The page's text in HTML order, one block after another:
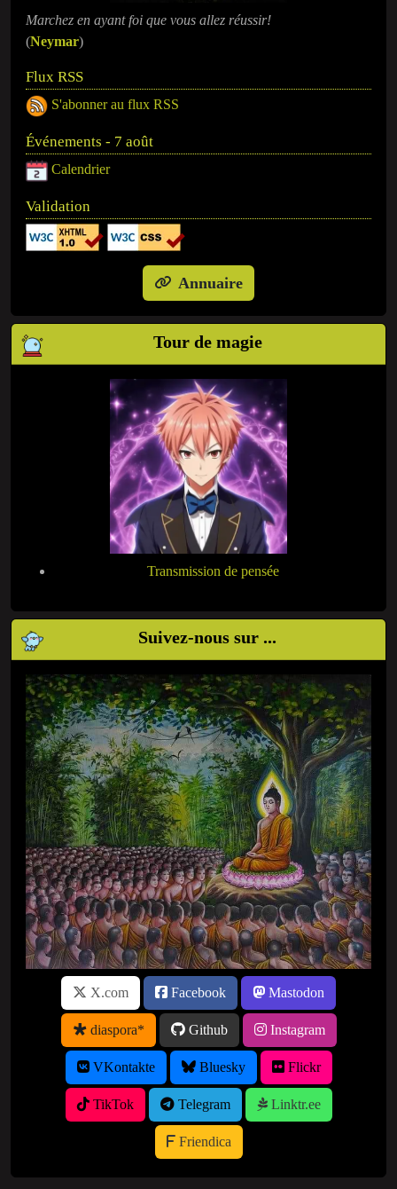
Marchez en ayant foi que vous allez réussir!
(Neymar)
Flux RSS
S'abonner au flux RSS
Événements - 7 août
Calendrier
Validation
Annuaire
Tour de magie
Transmission de pensée
Suivez-nous sur ...
X.com Facebook Mastodon
diaspora* Github Instagram
VKontakte Bluesky Flickr
TikTok Telegram Linktr.ee
Friendica